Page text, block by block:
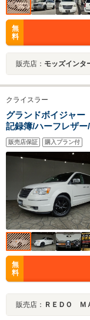
無
料
販売店： モッズインタ
クライスラー
グランドボイジャ
記録簿/ハーフレザ
デジ/Bluetooth/サイ
キー/クルコン/シー
ト/両側パワースライ
販売店保証 購入プラン付
無
料
販売店： ＲＥＤＯ Ｍ